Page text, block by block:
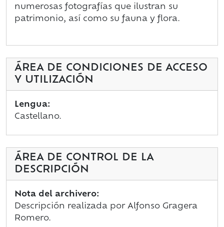
numerosas fotografías que ilustran su
patrimonio, así como su fauna y flora.
ÁREA DE CONDICIONES DE ACCESO
Y UTILIZACIÓN
Lengua:
Castellano.
ÁREA DE CONTROL DE LA
DESCRIPCIÓN
Nota del archivero:
Descripción realizada por Alfonso Gragera
Romero.